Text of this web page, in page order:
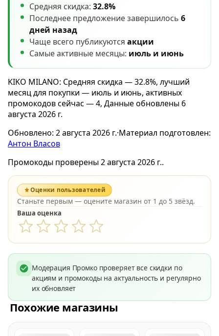
Средняя скидка: 32.8%
Последнее предложение завершилось 6
дней назад
Чаще всего публикуются акции
Самые активные месяцы: июль и июнь
KIKO MILANO: Средняя скидка — 32.8%, лучший
месяц для покупки — июль и июнь, активных
промокодов сейчас — 4, Данные обновлены 6
августа 2026 г.
Обновлено: 2 августа 2026 г.·Материал подготовлен:
Антон Власов
Промокоды проверены 2 августа 2026 г..
Оценки пользователей
Станьте первым — оцените магазин от 1 до 5 звёзд.
Ваша оценка
Модерация Промко проверяет все скидки по
акциям и промокоды на актуальность и регулярно
их обновляет
Похожие магазины